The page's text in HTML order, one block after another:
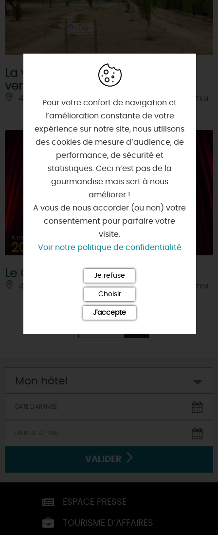
La vallée Doudemont - coulée
verte
45330 - LE MALESHERBOIS À 7 KM
À PARTIR DE
20€
Le Grand Ecrin
45330 - LE MALESHERBOIS À 7 KM
Mon hôtel
VALIDER
ESPACE PRESSE
TOURISME D’AFFAIRES
Pour votre confort de navigation et
l’amélioration constante de votre
expérience sur notre site, nous utilisons
des cookies de mesure d’audience, de
performance, de sécurité et
statistiques. Ceci n’est pas de la
gourmandise mais sert à nous
améliorer !
A vous de nous accorder (ou non) votre
consentement pour parfaire votre
visite.
Voir notre politique de confidentialité
Je refuse
Choisir
J'accepte